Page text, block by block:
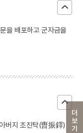
더보기
을 배포하고 군자금을
버지 조진탁(曺振鐸)